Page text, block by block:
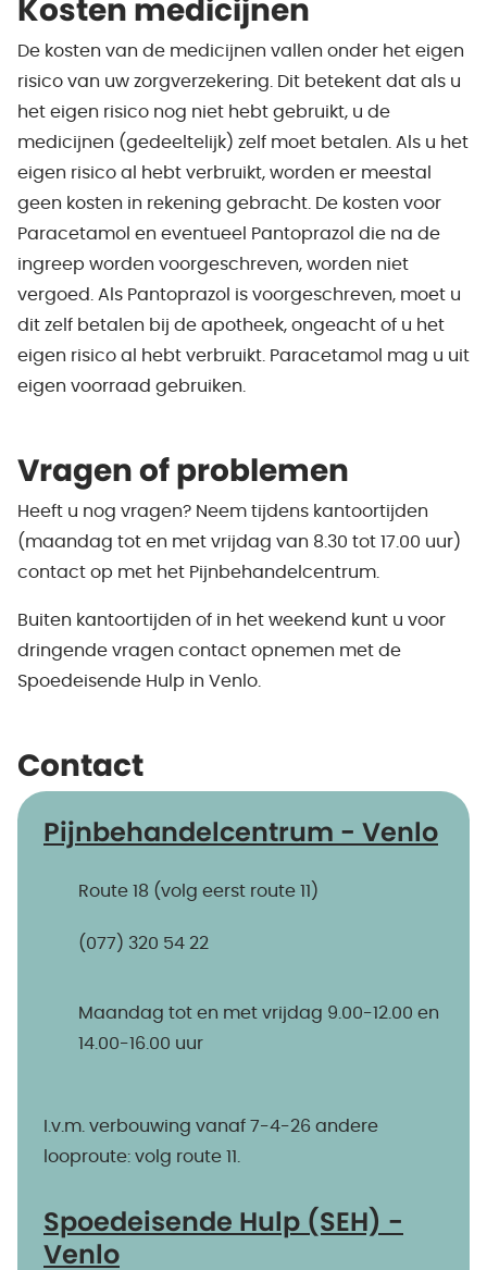
Kosten medicijnen
De kosten van de medicijnen vallen onder het eigen
risico van uw zorgverzekering. Dit betekent dat als u
het eigen risico nog niet hebt gebruikt, u de
medicijnen (gedeeltelijk) zelf moet betalen. Als u het
eigen risico al hebt verbruikt, worden er meestal
geen kosten in rekening gebracht. De kosten voor
Paracetamol en eventueel Pantoprazol die na de
ingreep worden voorgeschreven, worden niet
vergoed. Als Pantoprazol is voorgeschreven, moet u
dit zelf betalen bij de apotheek, ongeacht of u het
eigen risico al hebt verbruikt. Paracetamol mag u uit
eigen voorraad gebruiken.
Vragen of problemen
Heeft u nog vragen? Neem tijdens kantoortijden
(maandag tot en met vrijdag van 8.30 tot 17.00 uur)
contact op met het Pijnbehandelcentrum.
Buiten kantoortijden of in het weekend kunt u voor
dringende vragen contact opnemen met de
Spoedeisende Hulp in Venlo.
Contact
Pijnbehandelcentrum - Venlo
Route 18 (volg eerst route 11)
(077) 320 54 22
Maandag tot en met vrijdag 9.00-12.00 en
14.00-16.00 uur
I.v.m. verbouwing vanaf 7-4-26 andere
looproute: volg route 11.
Spoedeisende Hulp (SEH) -
Venlo